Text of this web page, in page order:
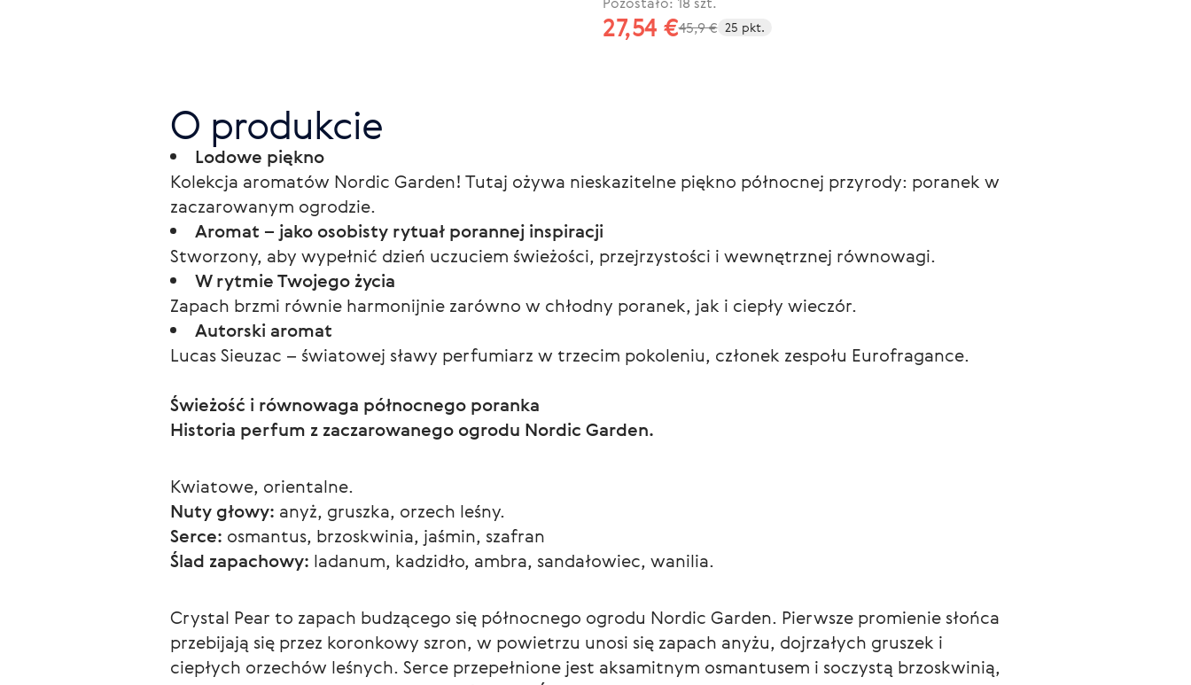
27,54 €45,9 € 25 pkt.
O produkcie
Lodowe piękno
Kolekcja aromatów Nordic Garden! Tutaj ożywa nieskazitelne piękno północnej przyrody: poranek w
zaczarowanym ogrodzie.
Aromat – jako osobisty rytuał porannej inspiracji
Stworzony, aby wypełnić dzień uczuciem świeżości, przejrzystości i wewnętrznej równowagi.
W rytmie Twojego życia
Zapach brzmi równie harmonijnie zarówno w chłodny poranek, jak i ciepły wieczór.
Autorski aromat
Lucas Sieuzac – światowej sławy perfumiarz w trzecim pokoleniu, członek zespołu Eurofragance.
Świeżość i równowaga północnego poranka
Historia perfum z zaczarowanego ogrodu Nordic Garden.
Kwiatowe, orientalne.
Nuty głowy: anyż, gruszka, orzech leśny.
Serce: osmantus, brzoskwinia, jaśmin, szafran
Ślad zapachowy: ladanum, kadzidło, ambra, sandałowiec, wanilia.
Crystal Pear to zapach budzącego się północnego ogrodu Nordic Garden. Pierwsze promienie słońca
przebijają się przez koronkowy szron, w powietrzu unosi się zapach anyżu, dojrzałych gruszek i
ciepłych orzechów leśnych. Serce przepełnione jest aksamitnym osmantusem i soczystą brzoskwinią,